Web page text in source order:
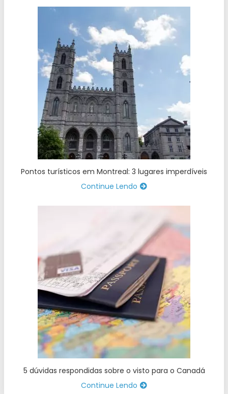
Pontos turísticos em Montreal: 3 lugares imperdíveis
Continue Lendo
5 dúvidas respondidas sobre o visto para o Canadá
Continue Lendo